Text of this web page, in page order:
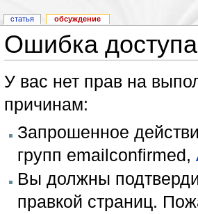
Ошибка доступа
У вас нет прав на
причинам:
Запрошенное
групп emailconfirmed,
Вы должны
правкой страниц.
статья обсуждение